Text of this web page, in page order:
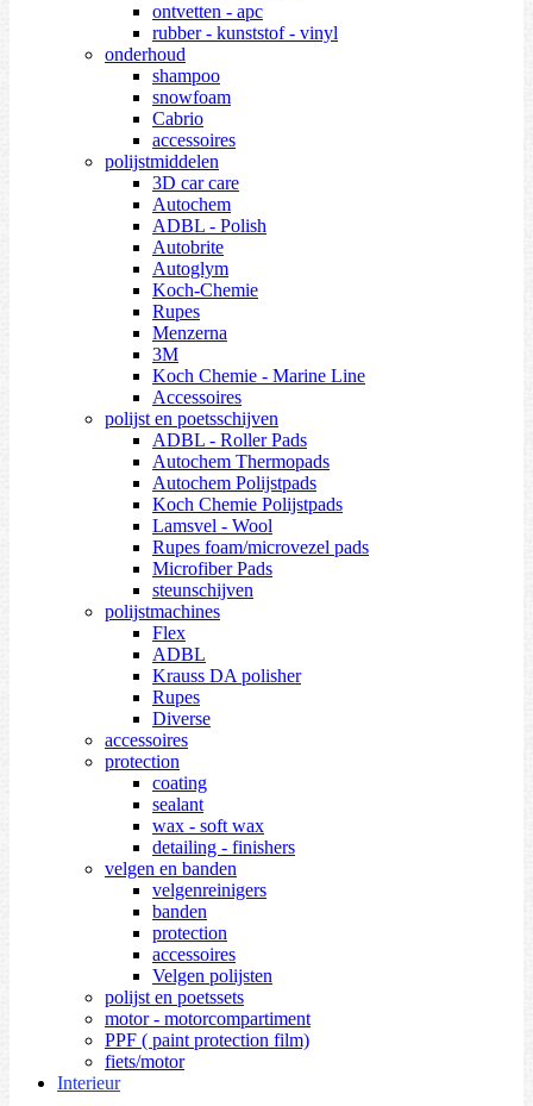
ontvetten - apc
rubber - kunststof - vinyl
onderhoud
shampoo
snowfoam
Cabrio
accessoires
polijstmiddelen
3D car care
Autochem
ADBL - Polish
Autobrite
Autoglym
Koch-Chemie
Rupes
Menzerna
3M
Koch Chemie - Marine Line
Accessoires
polijst en poetsschijven
ADBL - Roller Pads
Autochem Thermopads
Autochem Polijstpads
Koch Chemie Polijstpads
Lamsvel - Wool
Rupes foam/microvezel pads
Microfiber Pads
steunschijven
polijstmachines
Flex
ADBL
Krauss DA polisher
Rupes
Diverse
accessoires
protection
coating
sealant
wax - soft wax
detailing - finishers
velgen en banden
velgenreinigers
banden
protection
accessoires
Velgen polijsten
polijst en poetssets
motor - motorcompartiment
PPF ( paint protection film)
fiets/motor
Interieur